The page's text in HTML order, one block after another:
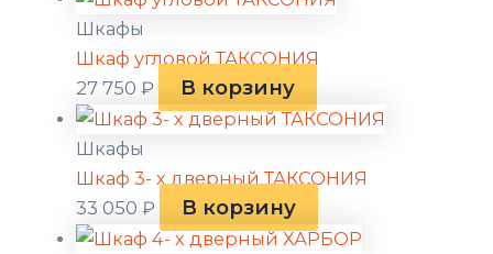
Шкафы
Шкаф угловой ТАКСОНИЯ
27 750₽ В корзину
Шкафы
Шкаф 3- х дверный ТАКСОНИЯ
33 050₽ В корзину